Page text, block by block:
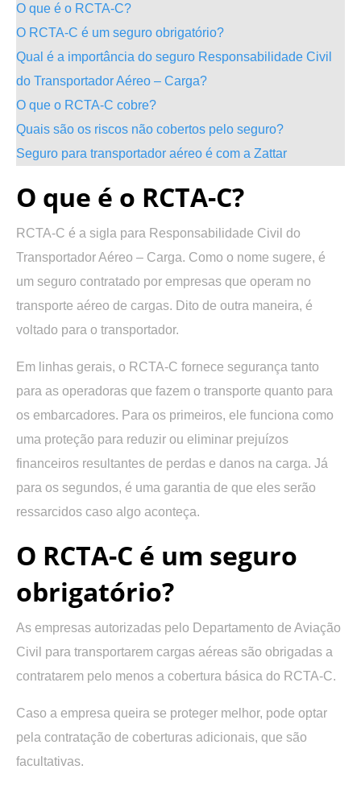
O que é o RCTA-C?
O RCTA-C é um seguro obrigatório?
Qual é a importância do seguro Responsabilidade Civil
do Transportador Aéreo – Carga?
O que o RCTA-C cobre?
Quais são os riscos não cobertos pelo seguro?
Seguro para transportador aéreo é com a Zattar
O que é o RCTA-C?
RCTA-C é a sigla para Responsabilidade Civil do
Transportador Aéreo – Carga. Como o nome sugere, é
um seguro contratado por empresas que operam no
transporte aéreo de cargas. Dito de outra maneira, é
voltado para o transportador.
Em linhas gerais, o RCTA-C fornece segurança tanto
para as operadoras que fazem o transporte quanto para
os embarcadores. Para os primeiros, ele funciona como
uma proteção para reduzir ou eliminar prejuízos
financeiros resultantes de perdas e danos na carga. Já
para os segundos, é uma garantia de que eles serão
ressarcidos caso algo aconteça.
O RCTA-C é um seguro
obrigatório?
As empresas autorizadas pelo Departamento de Aviação
Civil para transportarem cargas aéreas são obrigadas a
contratarem pelo menos a cobertura básica do RCTA-C.
Caso a empresa queira se proteger melhor, pode optar
pela contratação de coberturas adicionais, que são
facultativas.